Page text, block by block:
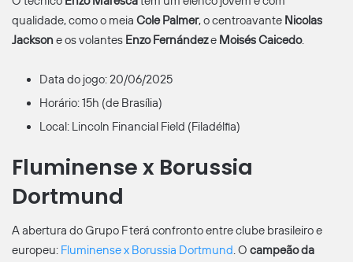
qualidade, como o meia Cole Palmer, o centroavante Nicolas
Jacksone os volantes Enzo Fernándeze Moisés Caicedo.
Data do jogo: 20/06/2025
Horário: 15h (de Brasília)
Local: Lincoln Financial Field (Filadélfia)
Fluminense x Borussia
Dortmund
A abertura do Grupo F terá confronto entre clube brasileiro e
europeu: Fluminense x Borussia Dortmund. O campeão da